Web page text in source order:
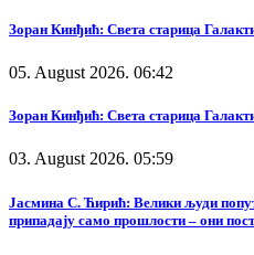
Зоран Кинђић: Света старица
05. August 2026. 06:42
Зоран Кинђић: Света старица
03. August 2026. 05:59
Јасмина С. Ћирић: Велики људи
припадају само прошлости – они